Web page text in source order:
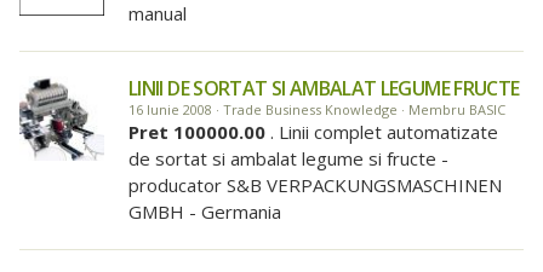
manual
LINII DE SORTAT SI AMBALAT LEGUME FRUCTE
16 Iunie 2008 · Trade Business Knowledge · Membru BASIC
Pret 100000.00 . Linii complet automatizate
de sortat si ambalat legume si fructe -
producator S&B VERPACKUNGSMASCHINEN
GMBH - Germania